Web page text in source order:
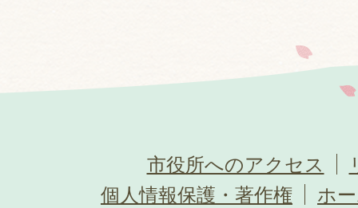
市役所へのアクセス
個人情報保護・著作権
ホ